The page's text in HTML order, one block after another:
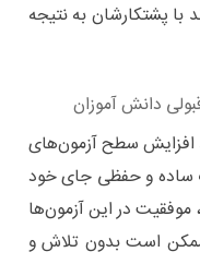
با پشتکارشان به نتیجه
دانش آموزان
افزایش سطح آزمون‌های
ساده و حفظی جای خود
موفقیت در این آزمون‌ها
است بدون تلاش و